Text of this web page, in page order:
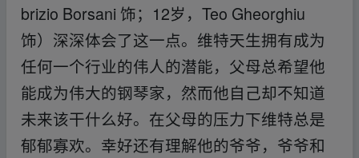
brizio Borsani 饰；12岁，Teo Gheorghiu
饰）深深体会了这一点。维特天生拥有成为
任何一个行业的伟人的潜能，父母总希望他
能成为伟大的钢琴家，然而他自己却不知道
未来该干什么好。在父母的压力下维特总是
郁郁寡欢。幸好还有理解他的爷爷，爷爷和